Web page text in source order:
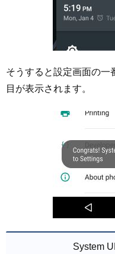
そうすると設定画面の一
目が表示されます。
System